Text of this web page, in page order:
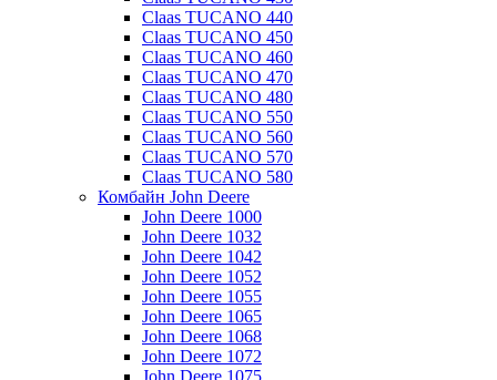
Claas TUCANO 440
Claas TUCANO 450
Claas TUCANO 460
Claas TUCANO 470
Claas TUCANO 480
Claas TUCANO 550
Claas TUCANO 560
Claas TUCANO 570
Claas TUCANO 580
Комбайн John Deere
John Deere 1000
John Deere 1032
John Deere 1042
John Deere 1052
John Deere 1055
John Deere 1065
John Deere 1068
John Deere 1072
John Deere 1075